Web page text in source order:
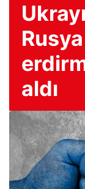
aldı